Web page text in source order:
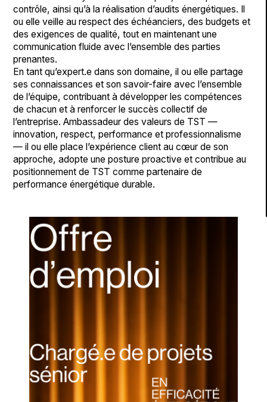
contrôle, ainsi qu’à la réalisation d’audits énergétiques. Il
ou elle veille au respect des échéanciers, des budgets et
des exigences de qualité, tout en maintenant une
communication fluide avec l’ensemble des parties
prenantes.
En tant qu’expert.e dans son domaine, il ou elle partage
ses connaissances et son savoir-faire avec l’ensemble
de l’équipe, contribuant à développer les compétences
de chacun et à renforcer le succès collectif de
l’entreprise. Ambassadeur des valeurs de TST —
innovation, respect, performance et professionnalisme
— il ou elle place l’expérience client au cœur de son
approche, adopte une posture proactive et contribue au
positionnement de TST comme partenaire de
performance énergétique durable.